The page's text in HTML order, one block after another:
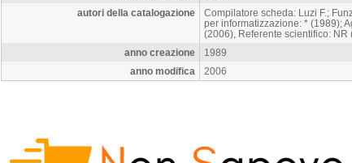
autori della catalogazione
Compilatore scheda: Luzi F.;
per informatizzazione: * (1989);
(2006), Referente scientifico: NR
anno creazione
1989
anno modifica
2006